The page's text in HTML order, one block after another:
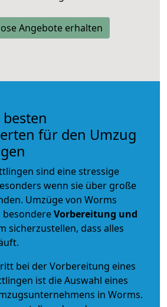
Angebote erhalten
für den Umzug
sind eine stressige
wenn sie über große
Umzüge von Worms
Vorbereitung und
sicherzustellen, dass alles
bei der Vorbereitung eines
ist die Auswahl eines
in Worms.